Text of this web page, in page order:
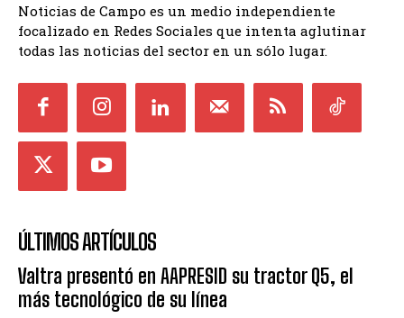
Noticias de Campo es un medio independiente
focalizado en Redes Sociales que intenta aglutinar
todas las noticias del sector en un sólo lugar.
ÚLTIMOS ARTÍCULOS
Valtra presentó en AAPRESID su tractor Q5, el
más tecnológico de su línea